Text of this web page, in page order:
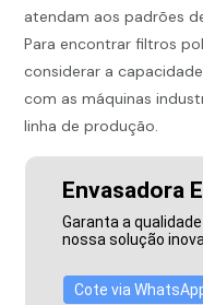
atendam aos padrões
Para encontrar filtros
considerar a
com as máquinas
linha de produção.
Envasadora
Garanta a
nossa solução
Cote via